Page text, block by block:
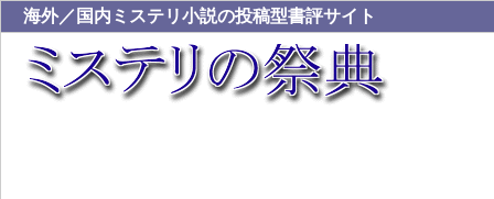
海外／国内ミステリ小説の投稿型書評サイト